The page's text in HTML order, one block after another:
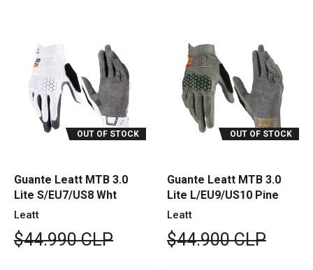
OUT OF STOCK
Guante Leatt MTB 3.0
Lite S/EU7/US8 Wht
Leatt
$44.990 CLP
OUT OF STOCK
Guante Leatt MTB 3.0
Lite L/EU9/US10 Pine
Leatt
$44.900 CLP